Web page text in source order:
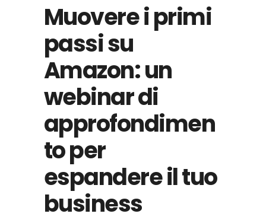
Muovere i primi
passi su
Amazon: un
webinar di
approfondimen
to per
espandere il tuo
business